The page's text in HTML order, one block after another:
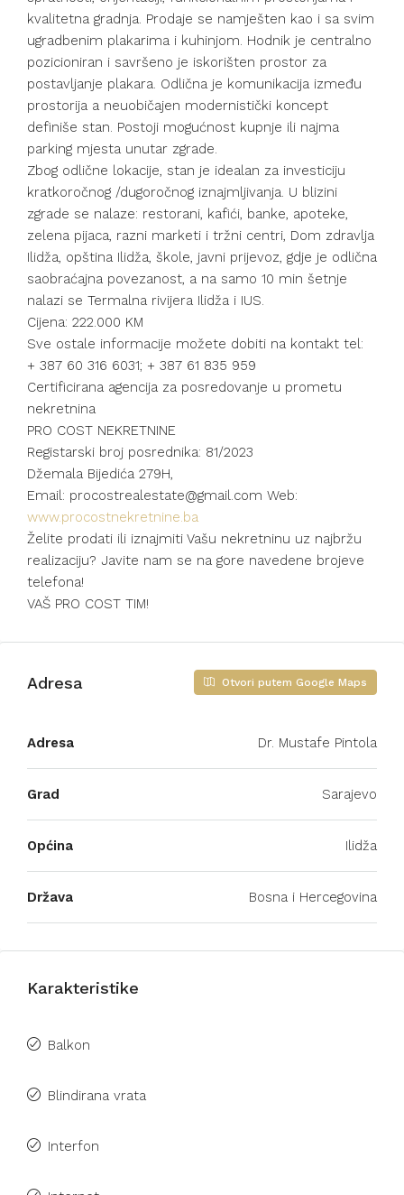
kvalitetna gradnja. Prodaje se namješten kao i sa svim
ugradbenim plakarima i kuhinjom. Hodnik je centralno
pozicioniran i savršeno je iskorišten prostor za
postavljanje plakara. Odlična je komunikacija između
prostorija a neuobičajen modernistički koncept
definiše stan. Postoji mogućnost kupnje ili najma
parking mjesta unutar zgrade.
Zbog odlične lokacije, stan je idealan za investiciju
kratkoročnog /dugoročnog iznajmljivanja. U blizini
zgrade se nalaze: restorani, kafići, banke, apoteke,
zelena pijaca, razni marketi i tržni centri, Dom zdravlja
Ilidža, opština Ilidža, škole, javni prijevoz, gdje je odlična
saobraćajna povezanost, a na samo 10 min šetnje
nalazi se Termalna rivijera Ilidža i IUS.
Cijena: 222.000 KM
Sve ostale informacije možete dobiti na kontakt tel:
+ 387 60 316 6031; + 387 61 835 959
Certificirana agencija za posredovanje u prometu
nekretnina
PRO COST NEKRETNINE
Registarski broj posrednika: 81/2023
Džemala Bijedića 279H,
Email: procostrealestate@gmail.com Web:
www.procostnekretnine.ba
Želite prodati ili iznajmiti Vašu nekretninu uz najbržu
realizaciju? Javite nam se na gore navedene brojeve
telefona!
VAŠ PRO COST TIM!
Adresa Otvori putem Google Maps
Adresa Dr. Mustafe Pintola
Grad Sarajevo
Općina Ilidža
Država Bosna i Hercegovina
Karakteristike
Balkon
Blindirana vrata
Interfon